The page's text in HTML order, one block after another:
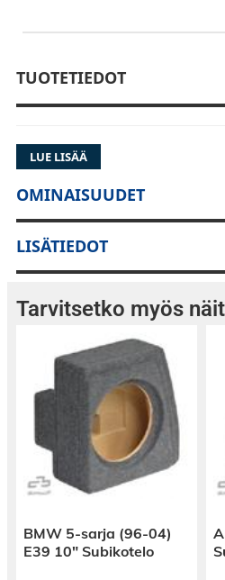
TUOTETIEDOT
LUE LISÄÄ
OMINAISUUDET
LISÄTIEDOT
Tarvitsetko myös
BMW 5-sarja (96-04)
E39 10″ Subikotelo